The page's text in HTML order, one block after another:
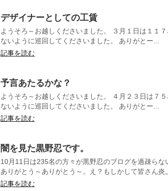
デザイナーとしての工賃
ようそろ～お越しくださいました。 ３月１日は１１
ないように巡回してくださいました。 ありがとー...
記事を読む
予言あたるかな？
ようそろ～お越しくださいました。 ４月２３日は７
ないように巡回してくださいました。 ありがとー...
記事を読む
闇を見た黒野忍です。
10月11日は235名の方々が黒野忍のブログを過疎らな
ありがとう～ありがとう～。え？もしかして皆さん炎
記事を読む